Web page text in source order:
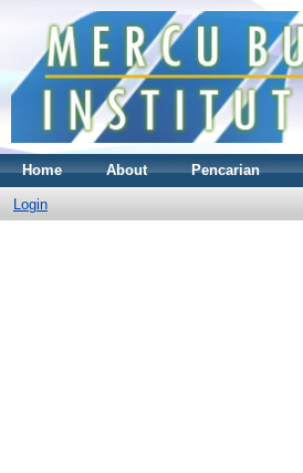
Home About Pencarian
Login